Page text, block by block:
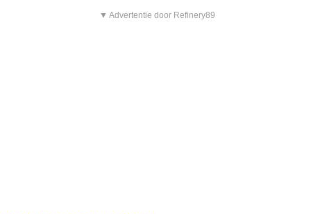
▼ Advertentie door Refinery89